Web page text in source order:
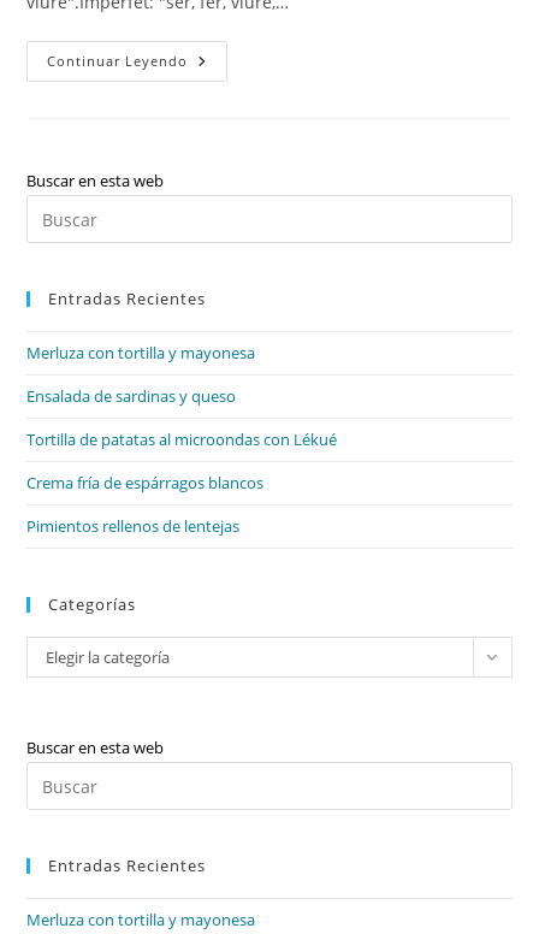
Continuar Leyendo Valenciano:
Los
Buscar en esta web
Entradas Recientes
Merluza con tortilla y mayonesa
Ensalada de sardinas y queso
Tortilla de patatas al microondas con Lékué
Crema fría de espárragos blancos
Pimientos rellenos de lentejas
Categorías
Categorías
Elegir la categoría
Buscar en esta web
Entradas Recientes
Merluza con tortilla y mayonesa